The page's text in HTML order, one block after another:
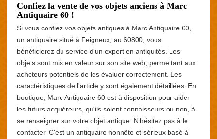
Confiez la vente de vos objets anciens à Marc
Antiquaire 60 !
Si vous confiez vos objets antiques à Marc Antiquaire 60,
un antiquaire situé à Feigneux, au 60800, vous
bénéficierez du service d'un expert en antiquités. Les
objets sont mis en valeur sur son site web, permettant aux
acheteurs potentiels de les évaluer correctement. Les
caractéristiques de l'article y sont également détaillées. En
boutique, Marc Antiquaire 60 est à disposition pour aider
les futurs acquéreurs, qu'ils soient connaisseurs ou non, à
se renseigner sur votre objet antique. N'hésitez pas à le
contacter. C'est un antiquaire honnête et sérieux basé à